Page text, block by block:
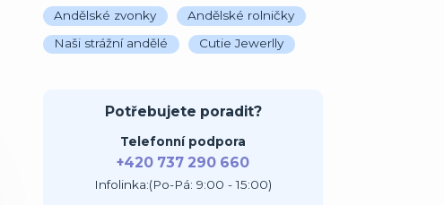
Andělské zvonky
Andělské rolničky
Naši strážní andělé
Cutie Jewerlly
Potřebujete poradit?
Telefonní podpora
+420 737 290 660
Infolinka:(Po-Pá: 9:00 - 15:00)